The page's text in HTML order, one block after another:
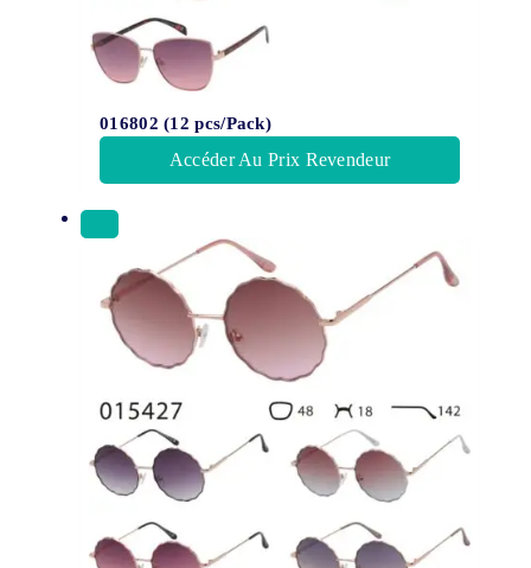
016802 (12 pcs/Pack)
Accéder Au Prix Revendeur